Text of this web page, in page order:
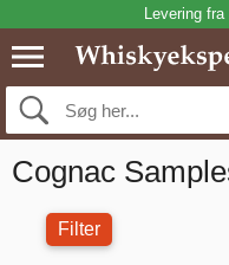
Levering
Cognac
Filter